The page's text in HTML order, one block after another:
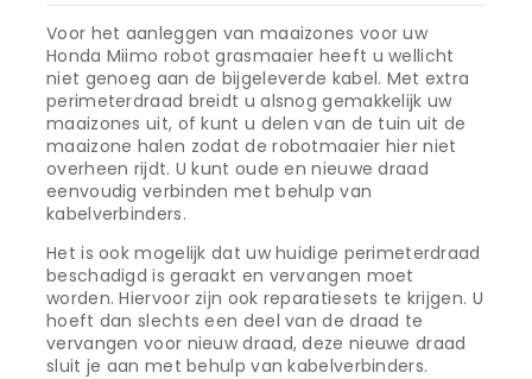
Voor het aanleggen van maaizones voor uw
Honda Miimo robot grasmaaier heeft u wellicht
niet genoeg aan de bijgeleverde kabel. Met extra
perimeterdraad breidt u alsnog gemakkelijk uw
maaizones uit, of kunt u delen van de tuin uit de
maaizone halen zodat de robotmaaier hier niet
overheen rijdt. U kunt oude en nieuwe draad
eenvoudig verbinden met behulp van
kabelverbinders.
Het is ook mogelijk dat uw huidige perimeterdraad
beschadigd is geraakt en vervangen moet
worden. Hiervoor zijn ook reparatiesets te krijgen. U
hoeft dan slechts een deel van de draad te
vervangen voor nieuw draad, deze nieuwe draad
sluit je aan met behulp van kabelverbinders.